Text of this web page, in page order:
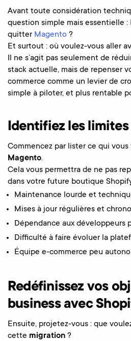
Avant toute considération
question simple mais essentielle
quitter Magento ?
Et surtout : où voulez-vous aller
Il ne s’agit pas seulement de
stack actuelle, mais de repenser
commerce comme un levier de
simple à piloter, et plus rentable
Identifiez les
Commencez par lister ce qui vous
Magento.
Cela vous permettra de ne pas
dans votre future boutique
Maintenance lourde et
Mises à jour régulières et
Dépendance aux développeurs
Difficulté à faire évoluer la
Équipe e-commerce peu
Redéfinissez vos
business avec
Ensuite, projetez-vous : que
cette migration ?